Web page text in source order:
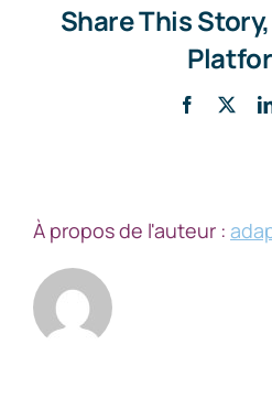
Share This
Facebook
À propos de l'auteur :